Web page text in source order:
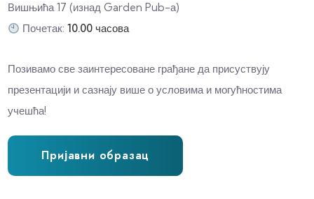
Вишњића 17 (изнад Garden Pub-а)
Почетак:10.00 часова
Позивамо све заинтересоване грађане да присуствују
презентацији и сазнају више о условима и могућностима
учешћа!
Пријавни образац